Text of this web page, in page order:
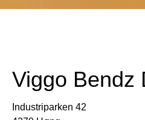
Viggo Bendz
Industriparken 42